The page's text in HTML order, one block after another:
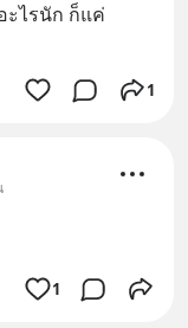
ะไรนัก ก็แค่
1
1